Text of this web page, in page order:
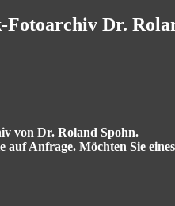
Fotoarchiv Dr.
von Dr. Roland Spohn.
Anfrage. Möchten Sie